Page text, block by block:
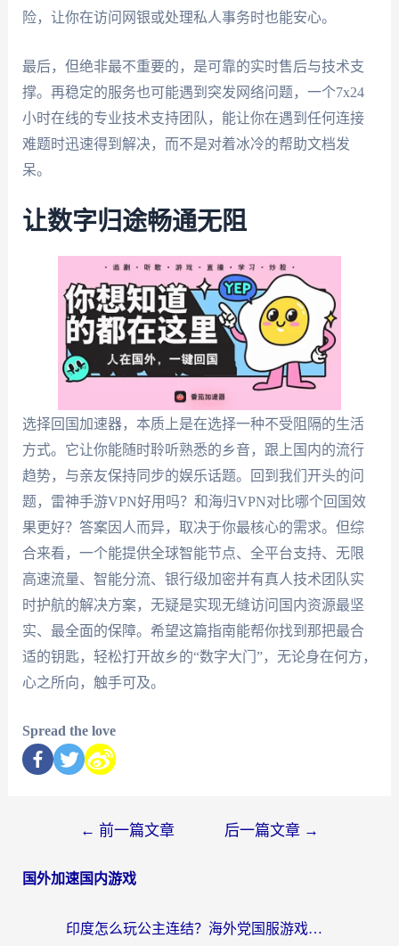
险，让你在访问网银或处理私人事务时也能安心。
最后，但绝非最不重要的，是可靠的实时售后与技术支
撑。再稳定的服务也可能遇到突发网络问题，一个7x24
小时在线的专业技术支持团队，能让你在遇到任何连接
难题时迅速得到解决，而不是对着冰冷的帮助文档发
呆。
让数字归途畅通无阻
选择回国加速器，本质上是在选择一种不受阻隔的生活
方式。它让你能随时聆听熟悉的乡音，跟上国内的流行
趋势，与亲友保持同步的娱乐话题。回到我们开头的问
题，雷神手游VPN好用吗？和海归VPN对比哪个回国效
果更好？答案因人而异，取决于你最核心的需求。但综
合来看，一个能提供全球智能节点、全平台支持、无限
高速流量、智能分流、银行级加密并有真人技术团队实
时护航的解决方案，无疑是实现无缝访问国内资源最坚
实、最全面的保障。希望这篇指南能帮你找到那把最合
适的钥匙，轻松打开故乡的“数字大门”，无论身在何方，
心之所向，触手可及。
Spread the love
← 前一篇文章 后一篇文章 →
国外加速国内游戏
印度怎么玩公主连结？海外党国服游戏加速终极指南（附仙境传说RO重生细胞优化技巧）